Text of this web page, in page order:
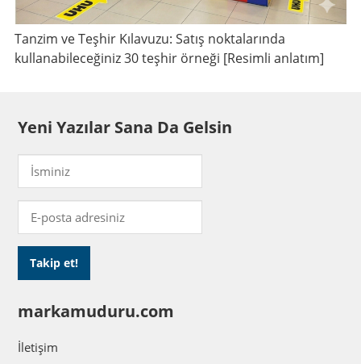
Tanzim ve Teşhir Kılavuzu: Satış noktalarında
kullanabileceğiniz 30 teşhir örneği [Resimli anlatım]
Yeni Yazılar Sana Da Gelsin
markamuduru.com
İletişim